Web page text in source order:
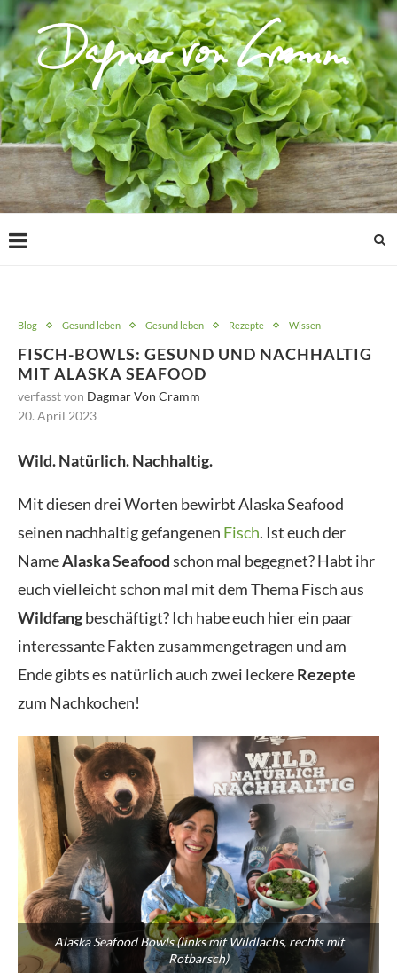
Blog Gesund leben Gesund leben Rezepte Wissen
FISCH-BOWLS: GESUND UND NACHHALTIG
MIT ALASKA SEAFOOD
verfasst von Dagmar Von Cramm
20. April 2023
Wild. Natürlich. Nachhaltig.
Mit diesen drei Worten bewirbt Alaska Seafood
seinen nachhaltig gefangenen Fisch. Ist euch der
NameAlaska Seafoodschon mal begegnet? Habt ihr
euch vielleicht schon mal mit dem Thema Fisch aus
Wildfangbeschäftigt? Ich habe euch hier ein paar
interessante Fakten zusammengetragen und am
Ende gibts es natürlich auch zwei leckereRezepte
zum Nachkochen!
Alaska Seafood Bowls (links mit Wildlachs, rechts mit
Rotbarsch)